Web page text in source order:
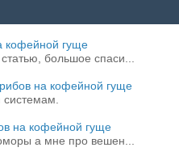
кофейной гуще
большое спаси...
на кофейной гуще
на кофейной гуще
а мне про вешен...